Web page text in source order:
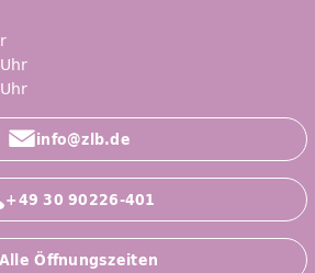
info@zlb.de
+49 30 90226-401
Alle Öffnungszeiten